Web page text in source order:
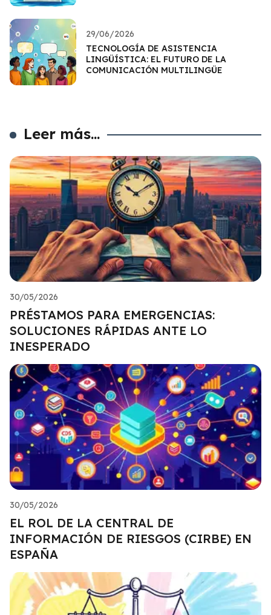
29/06/2026
TECNOLOGÍA DE ASISTENCIA
LINGÜÍSTICA: EL FUTURO DE LA
COMUNICACIÓN MULTILINGÜE
Leer más...
30/05/2026
PRÉSTAMOS PARA EMERGENCIAS:
SOLUCIONES RÁPIDAS ANTE LO
INESPERADO
30/05/2026
EL ROL DE LA CENTRAL DE
INFORMACIÓN DE RIESGOS (CIRBE) EN
ESPAÑA